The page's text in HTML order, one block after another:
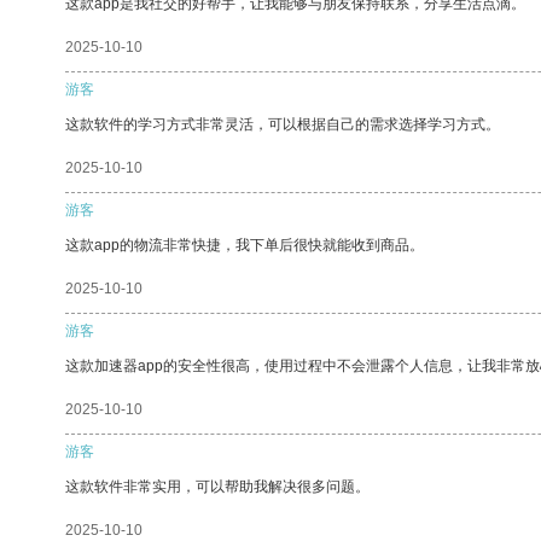
这款app是我社交的好帮手，让我能够与朋友保持联系，分享生活点滴。
2025-10-10
游客
这款软件的学习方式非常灵活，可以根据自己的需求选择学习方式。
2025-10-10
游客
这款app的物流非常快捷，我下单后很快就能收到商品。
2025-10-10
游客
这款加速器app的安全性很高，使用过程中不会泄露个人信息，让我非常
2025-10-10
游客
这款软件非常实用，可以帮助我解决很多问题。
2025-10-10